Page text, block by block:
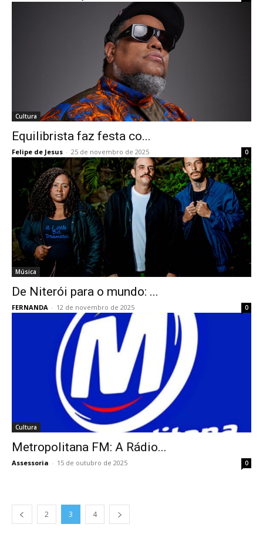
Cultura
Equilibrista faz festa co...
Felipe de Jesus - 25 de novembro de 2025 0
Música
De Niterói para o mundo: ...
FERNANDA - 12 de novembro de 2025 0
Cultura
Metropolitana FM: A Rádio...
Assessoria - 15 de outubro de 2025 0
2 3 4